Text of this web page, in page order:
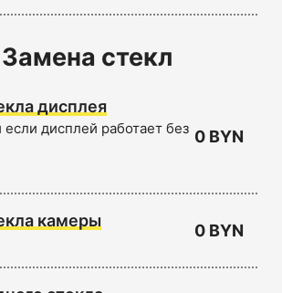
Замена стекл
дисплея
дисплей работает без 0 BYN
камеры
0 BYN